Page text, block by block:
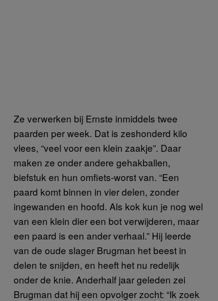
Ze verwerken bij Ernste inmiddels twee
paarden per week. Dat is zeshonderd kilo
vlees, “veel voor een klein zaakje”. Daar
maken ze onder andere gehakballen,
biefstuk en hun omfiets-worst van. “Een
paard komt binnen in vier delen, zonder
ingewanden en hoofd. Als kok kun je nog wel
van een klein dier een bot verwijderen, maar
een paard is een ander verhaal.” Hij leerde
van de oude slager Brugman het beest in
delen te snijden, en heeft het nu redelijk
onder de knie. Anderhalf jaar geleden zei
Brugman dat hij een opvolger zocht: “Ik zoek